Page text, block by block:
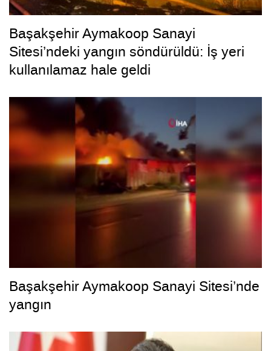
Başakşehir Aymakoop Sanayi
Sitesi’ndeki yangın söndürüldü: İş yeri
kullanılamaz hale geldi
Başakşehir Aymakoop Sanayi Sitesi’nde
yangın